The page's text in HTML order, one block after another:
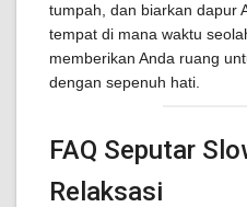
tumpah, dan biarkan dapur
tempat di mana waktu
memberikan Anda ruang
dengan sepenuh hati.
FAQ Seputar
Relaksasi